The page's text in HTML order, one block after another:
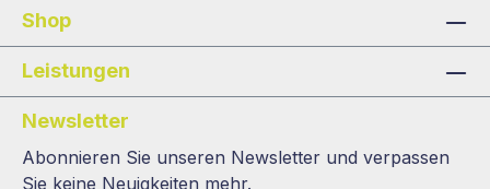
Shop
Leistungen
Newsletter
Abonnieren Sie unseren Newsletter und verpassen
Sie keine Neuigkeiten mehr.